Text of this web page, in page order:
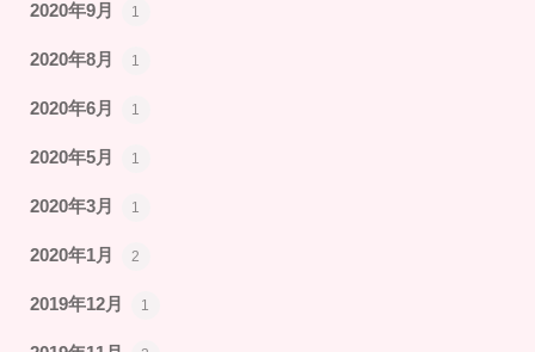
2020年9月 1
2020年8月 1
2020年6月 1
2020年5月 1
2020年3月 1
2020年1月 2
2019年12月 1